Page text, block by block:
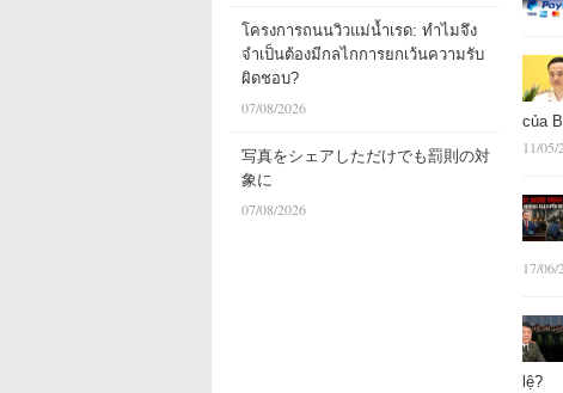
โครงการถนนวิวแม่น้ำเรด: ทำไมจึง
จำเป็นต้องมีกลไกการยกเว้นความรับ
ผิดชอบ?
07/08/2026
写真をシェアしただけでも罰則の対
象に
07/08/2026
của
11/05/
17/06/
lệ?